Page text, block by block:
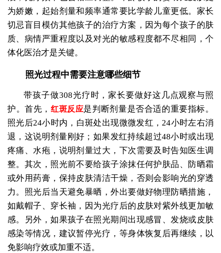
为娇嫩，起始剂量和频率通常要比学龄儿童更低。家长
切忌盲目模仿其他孩子的治疗方案，因为每个孩子的肤
质、病情严重程度以及对光的敏感程度都不尽相同，个
体化医治才是关键。
照光过程中需要注意哪些细节
带孩子做308光疗时，家长要做好这几点观察与照
护。首先， 红斑反应是判断剂量是否合适的重要指标。
照光后24小时内，白斑处出现微微发红，24小时左右消
退，这说明剂量刚好；如果发红持续超过48小时或出现
疼痛、水疱，说明剂量过大，下次需要及时告知医生调
整。其次，照光前不要给孩子涂抹任何护肤品、防晒霜
或外用药膏，保持皮肤清洁干燥，否则会影响光的穿透
力。照光后当天避免暴晒，外出要做好物理防晒措施，
如戴帽子、穿长袖，因为光疗后的皮肤对紫外线更加敏
感。另外，如果孩子在照光期间出现感冒、发烧或皮肤
感染等情况，建议暂停光疗，等身体恢复后再继续，以
免影响疗效或加重不适。